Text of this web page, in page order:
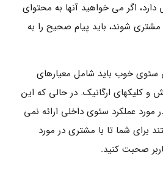
اگر می خواهید آنها به محتوای
شوند، باید پیام صحیح را به
خوب باید شامل معیارهای
و کلیکهای ارگانیک. در حالی که این
مورد عملکرد سئوی داخلی ارائه نمی
برای شما تا با مشتری در مورد
صحبت کنید.